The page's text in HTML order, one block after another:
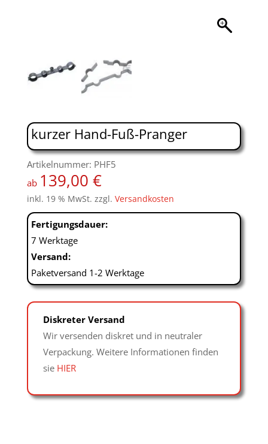
kurzer Hand-Fuß-Pranger
Artikelnummer: PHF5
ab 139,00 €
inkl. 19 % MwSt. zzgl. Versandkosten
Fertigungsdauer:
7 Werktage
Versand:
Paketversand 1-2 Werktage
Diskreter Versand
Wir versenden diskret und in neutraler
Verpackung. Weitere Informationen finden
sie HIER